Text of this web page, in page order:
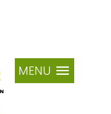
MENU